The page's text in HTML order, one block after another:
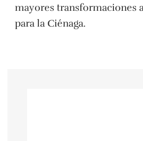
mayores transformaciones
para la Ciénaga.